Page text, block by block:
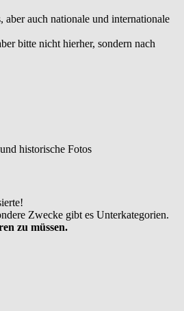
auch nationale und internationale
bitte nicht hierher, sondern nach
historische Fotos
Zwecke gibt es Unterkategorien.
zu müssen.